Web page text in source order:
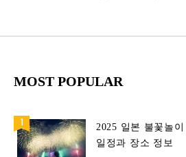
MOST POPULAR
2025 일본 불꽃놀
일정과 장소 정보